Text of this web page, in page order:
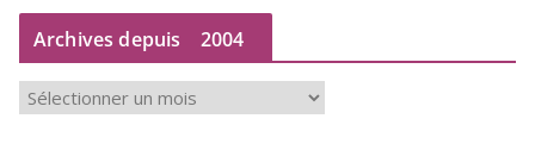
Archives depuis 2004